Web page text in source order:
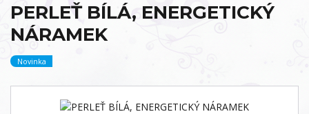
PERLEŤ BÍLÁ, ENERGETICKÝ
NÁRAMEK
Novinka